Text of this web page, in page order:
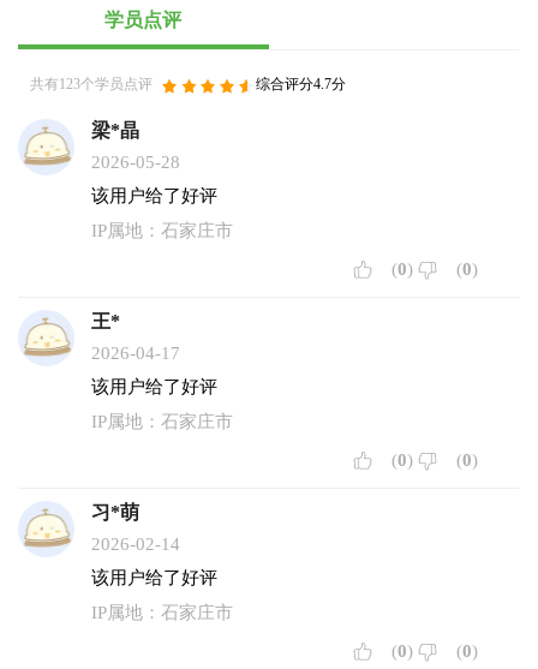
学员点评
共有123个学员点评 综合评分4.7分
梁*晶
2026-05-28
该用户给了好评
IP属地：石家庄市
(0) (0)
王*
2026-04-17
该用户给了好评
IP属地：石家庄市
(0) (0)
习*萌
2026-02-14
该用户给了好评
IP属地：石家庄市
(0) (0)